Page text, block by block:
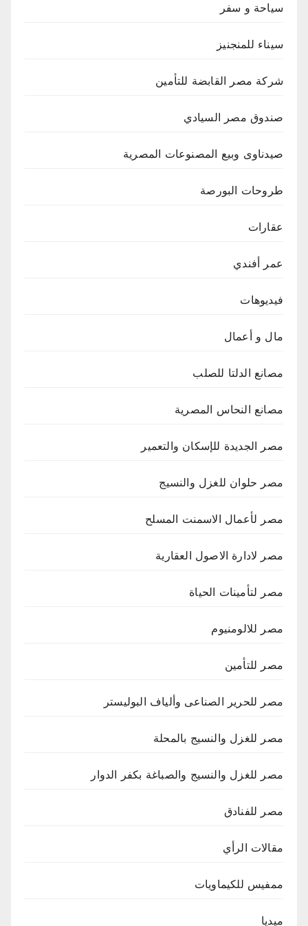
سياحة و سفر
سيناء للمنجنيز
شركة مصر القابضة للتأمين
صندوق مصر السيادي
صيدناوى وبيع المصنوعات المصرية
طروحات البورصة
عقارات
عمر أفندي
فيديوهات
مال و أعمال
مصانع الدلتا للصلب
مصانع النحاس المصرية
مصر الجديدة للإسكان والتعمير
مصر حلوان للغزل والنسيج
مصر لأعمال الاسمنت المسلح
مصر لادارة الاصول العقارية
مصر لتأمينات الحياة
مصر للالومنيوم
مصر للتأمين
مصر للحرير الصناعى وألياف البوليستر
مصر للغزل والنسيج بالمحلة
مصر للغزل والنسيج والصباغة بكفر الدوار
مصر للفنادق
مقالات الرأي
ممفيس للكيماويات
ميديا